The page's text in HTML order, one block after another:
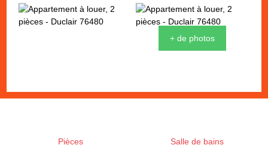
+ de photos
Pièces
Salle de bains